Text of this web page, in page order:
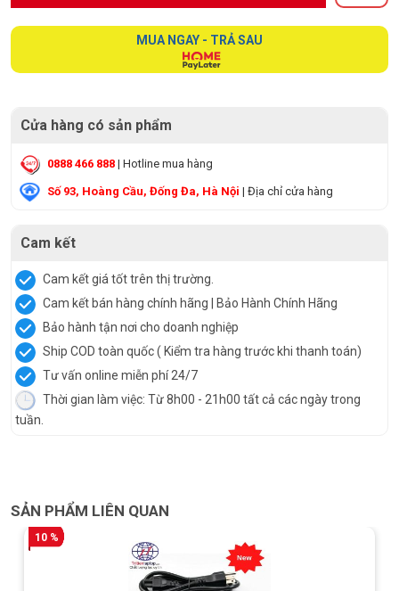
MUA NGAY - TRẢ SAU
Cửa hàng có sản phẩm
0888 466 888 | Hotline mua hàng
Số 93, Hoàng Cầu, Đống Đa, Hà Nội | Địa chỉ cửa hàng
Cam kết
Cam kết giá tốt trên thị trường.
Cam kết bán hàng chính hãng | Bảo Hành Chính Hãng
Bảo hành tận nơi cho doanh nghiệp
Ship COD toàn quốc ( Kiểm tra hàng trước khi thanh toán)
Tư vấn online miễn phí 24/7
Thời gian làm việc: Từ 8h00 - 21h00 tất cả các ngày trong
tuần.
SẢN PHẨM LIÊN QUAN
10 %